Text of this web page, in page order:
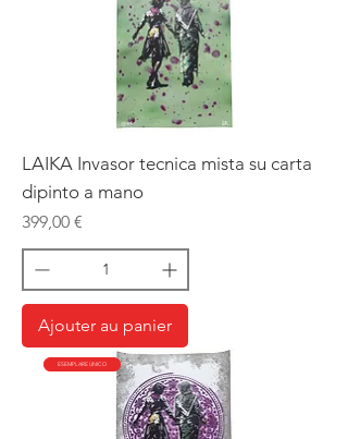
LAIKA Invasor tecnica mista su carta
dipinto a mano
Prix
399,00 €
Ajouter au panier
ESEMPLARE UNICO